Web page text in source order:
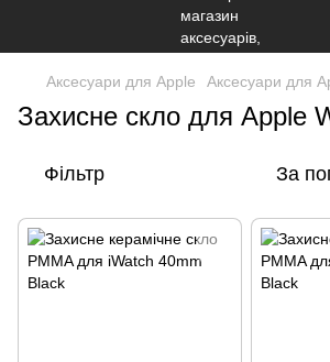
Аксесуари для Apple Аксесуари для
Захисне скло для Apple
Фільтр За